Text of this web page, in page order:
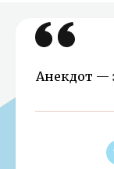
Анекдот —